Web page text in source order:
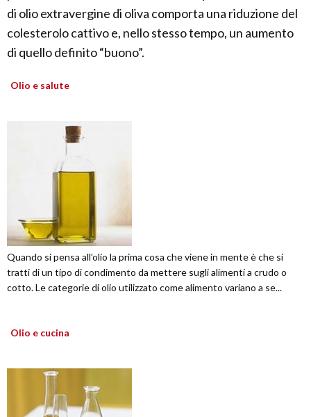
di olio extravergine di oliva comporta una riduzione del
colesterolo cattivo e, nello stesso tempo, un aumento
di quello definito “buono”.
Olio e salute
Quando si pensa all’olio la prima cosa che viene in mente è che si
tratti di un tipo di condimento da mettere sugli alimenti a crudo o
cotto. Le categorie di olio utilizzato come alimento variano a se...
Olio e cucina